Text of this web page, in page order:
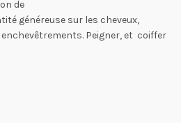
de
généreuse sur les cheveux,
Peigner, et coiffer